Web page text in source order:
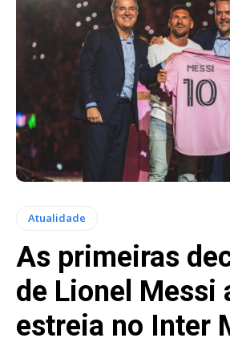
Atualidade
As primeiras
de Lionel Messi
estreia no Inter